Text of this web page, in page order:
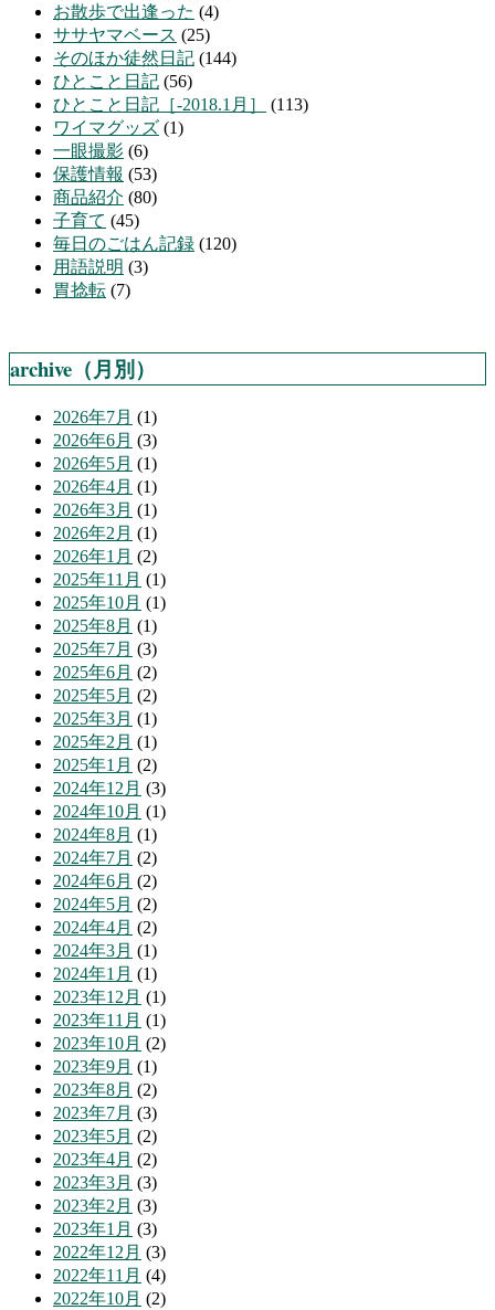
お散歩で出逢った (4)
ササヤマベース (25)
そのほか徒然日記 (144)
ひとこと日記 (56)
ひとこと日記［-2018.1月］
(113)
ワイマグッズ (1)
一眼撮影 (6)
保護情報 (53)
商品紹介 (80)
子育て (45)
毎日のごはん記録 (120)
用語説明 (3)
胃捻転 (7)
archive（月別）
2026年7月 (1)
2026年6月 (3)
2026年5月 (1)
2026年4月 (1)
2026年3月 (1)
2026年2月 (1)
2026年1月 (2)
2025年11月 (1)
2025年10月 (1)
2025年8月 (1)
2025年7月 (3)
2025年6月 (2)
2025年5月 (2)
2025年3月 (1)
2025年2月 (1)
2025年1月 (2)
2024年12月 (3)
2024年10月 (1)
2024年8月 (1)
2024年7月 (2)
2024年6月 (2)
2024年5月 (2)
2024年4月 (2)
2024年3月 (1)
2024年1月 (1)
2023年12月 (1)
2023年11月 (1)
2023年10月 (2)
2023年9月 (1)
2023年8月 (2)
2023年7月 (3)
2023年5月 (2)
2023年4月 (2)
2023年3月 (3)
2023年2月 (3)
2023年1月 (3)
2022年12月 (3)
2022年11月 (4)
2022年10月 (2)